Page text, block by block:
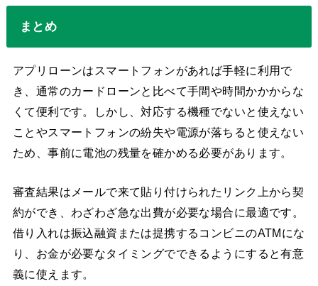
まとめ
アプリローンはスマートフォンがあれば手軽に利用で
き、通常のカードローンと比べて手間や時間かかからな
くて便利です。しかし、対応する機種でないと使えない
ことやスマートフォンの紛失や電源が落ちると使えない
ため、事前に電池の残量を確かめる必要があります。
審査結果はメールで来て貼り付けられたリンク上から契
約ができ、わざわざ急な出費が必要な場合に最適です。
借り入れは振込融資または提携するコンビニのATMにな
り、お金が必要なタイミングでできるようにすると有意
義に使えます。